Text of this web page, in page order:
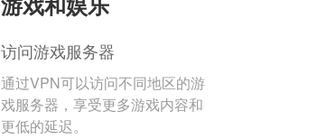
访问游戏服务器
通过VPN可以访问不同地区的游
戏服务器，享受更多游戏内容和
更低的延迟。